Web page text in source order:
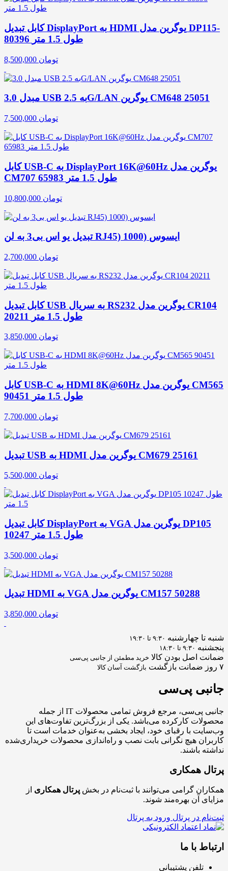
کابل تبدیل DisplayPort به HDMI یوگرین مدل DP115-
80396 طول 1.5 متر
8,500,000 تومان
مبدل 3.0 USB به 2.5G/LAN یوگرین CM648 25051
7,500,000 تومان
کابل USB-C به DisplayPort 16K@60Hz یوگرین مدل
CM707 65983 طول 1.5 متر
10,800,000 تومان
تبدیل یو اس بی3 به لن RJ45) 1000) ایسوس
2,700,000 تومان
کابل تبدیل USB به سریال RS232 یوگرین مدل CR104
20211 طول 1.5 متر
3,850,000 تومان
کابل USB-C به HDMI 8K@60Hz یوگرین مدل CM565
90451 طول 1.5 متر
7,700,000 تومان
تبدیل USB به HDMI یوگرین مدل CM679 25161
5,500,000 تومان
کابل تبدیل DisplayPort به VGA یوگرین مدل DP105
10247 طول 1.5 متر
3,500,000 تومان
تبدیل HDMI به VGA یوگرین مدل CM157 50288
3,850,000 تومان
شنبه تا چهارشنبه ۹:۳۰ تا ۱۹:۳۰
پنجشنبه ۹:۳۰ تا ۱۸:۳۰
ضمانت اصل بودن کالا خرید مطمئن از جانبی پی‌سی
۷ روز ضمانت بازگشت بازگشت آسان کالا
جانبی پی‌سی
جانبی پی‌سی، مرجع فروش تمامی محصولات IT از جمله
محصولات کارکرده می‌باشد. یکی از بزرگ‌ترین تفاوت‌های این
وب‌سایت با رقبای خود، ایجاد بخشی به‌عنوان خدمات است تا
کاربران هیچ نگرانی بابت نصب و راه‌اندازی محصولات خریداری‌شده
نداشته باشند.
پرتال همکاری
همکاران گرامی می‌توانند با ثبت‌نام در بخش پرتال همکاری از
مزایای آن بهره‌مند شوند.
ثبت‌نام در پرتال ورود به پرتال
ارتباط با ما
تلفن پشتیبانی